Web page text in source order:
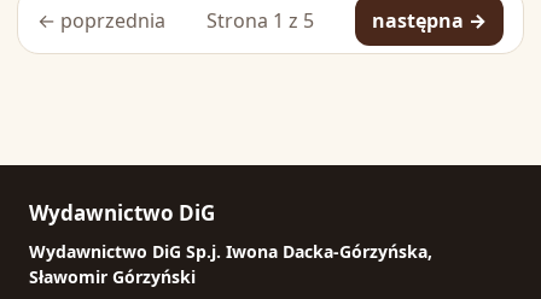
← poprzednia Strona 1 z 5 następna →
Wydawnictwo DiG
Wydawnictwo DiG Sp.j. Iwona Dacka-Górzyńska,
Sławomir Górzyński